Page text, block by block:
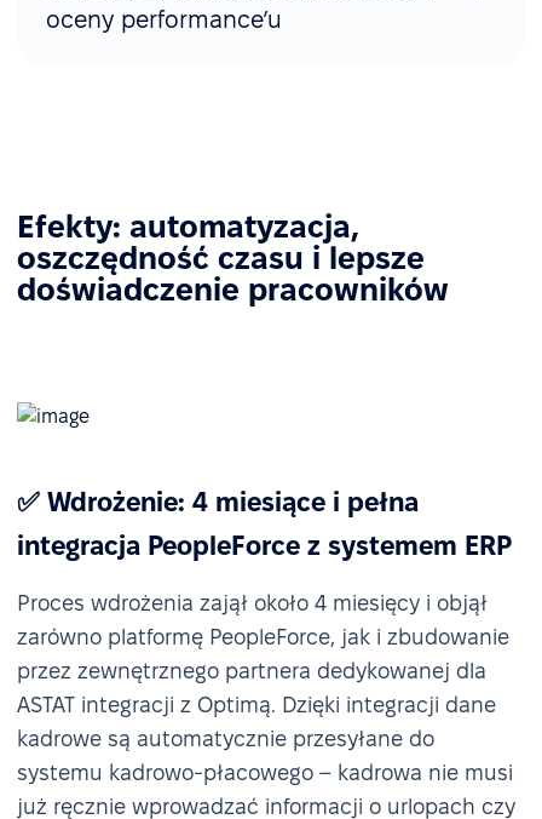
oceny performance’u
Efekty: automatyzacja,
oszczędność czasu i lepsze
doświadczenie pracowników
✅ Wdrożenie: 4 miesiące i pełna
integracja PeopleForce z systemem ERP
Proces wdrożenia zajął około 4 miesięcy i objął
zarówno platformę PeopleForce, jak i zbudowanie
przez zewnętrznego partnera dedykowanej dla
ASTAT integracji z Optimą. Dzięki integracji dane
kadrowe są automatycznie przesyłane do
systemu kadrowo-płacowego – kadrowa nie musi
już ręcznie wprowadzać informacji o urlopach czy